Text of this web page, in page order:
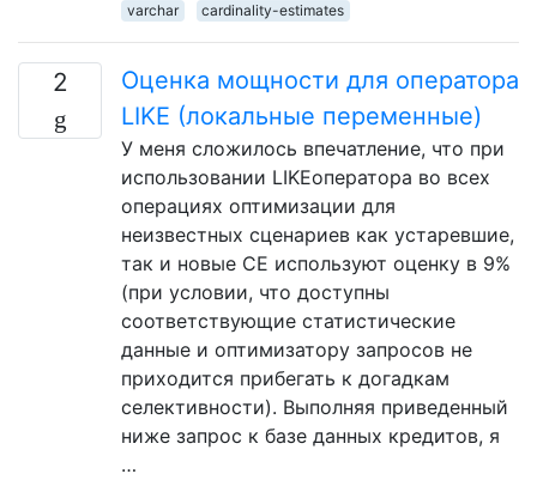
varchar
cardinality-estimates
2
Оценка мощности для оператора
LIKE (локальные переменные)
У меня сложилось впечатление, что при
использовании LIKEоператора во всех
операциях оптимизации для
неизвестных сценариев как устаревшие,
так и новые CE используют оценку в 9%
(при условии, что доступны
соответствующие статистические
данные и оптимизатору запросов не
приходится прибегать к догадкам
селективности). Выполняя приведенный
ниже запрос к базе данных кредитов, я
…